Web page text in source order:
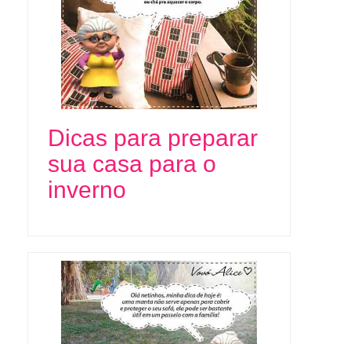
Dicas para preparar
sua casa para o
inverno